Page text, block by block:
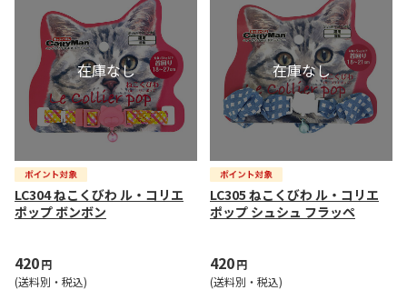
LC304 ねこくびわ ル・コリエ
ポップ ボンボン
420円
(送料別・税込)
LC305 ねこくびわ ル・コリエ
ポップ シュシュ フラッペ
420円
(送料別・税込)